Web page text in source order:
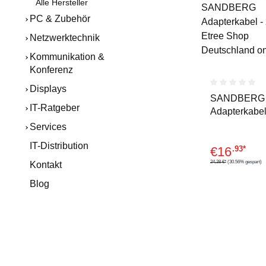
Alle Hersteller
PC & Zubehör
Netzwerktechnik
Kommunikation &
Konferenz
Displays
IT-Ratgeber
Services
IT-Distribution
Kontakt
Blog
SANDBERG
€16.93*
24,38 €* (30.56% gespart)